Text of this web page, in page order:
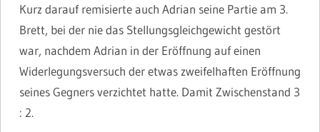
Kurz darauf remisierte auch Adrian seine Partie am 3.
Brett, bei der nie das Stellungsgleichgewicht gestört
war, nachdem Adrian in der Eröffnung auf einen
Widerlegungsversuch der etwas zweifelhaften Eröffnung
seines Gegners verzichtet hatte. Damit Zwischenstand 3
: 2.